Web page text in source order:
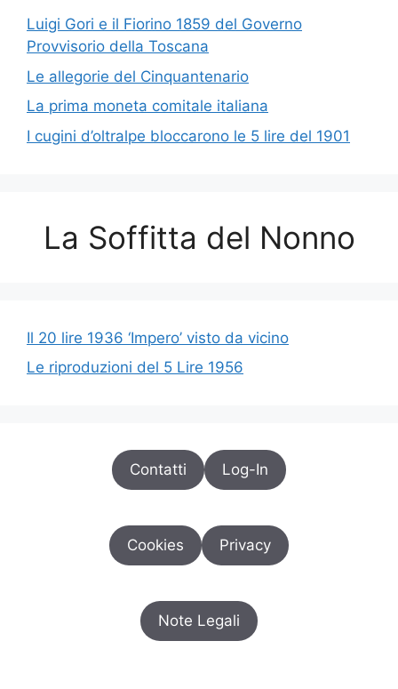
Luigi Gori e il Fiorino 1859 del Governo
Provvisorio della Toscana
Le allegorie del Cinquantenario
La prima moneta comitale italiana
I cugini d’oltralpe bloccarono le 5 lire del 1901
La Soffitta del Nonno
Il 20 lire 1936 ‘Impero’ visto da vicino
Le riproduzioni del 5 Lire 1956
Contatti Log-In
Cookies Privacy
Note Legali